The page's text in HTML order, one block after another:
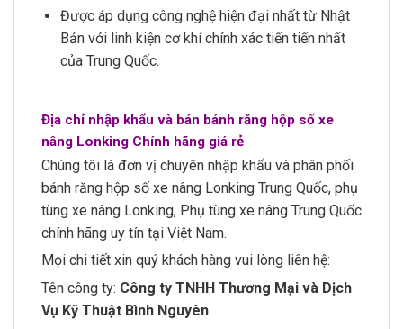
Được áp dụng công nghệ hiện đại nhất từ Nhật
Bản với linh kiện cơ khí chính xác tiến tiến nhất
của Trung Quốc.
Địa chỉ nhập khẩu và bán bánh răng hộp số xe
nâng Lonking Chính hãng giá rẻ
Chúng tôi là đơn vị chuyên nhập khẩu và phân phối
bánh răng hộp số xe nâng Lonking Trung Quốc, phụ
tùng xe nâng Lonking, Phụ tùng xe nâng Trung Quốc
chính hãng uy tín tại Việt Nam.
Mọi chi tiết xin quý khách hàng vui lòng liên hệ:
Tên công ty: Công ty TNHH Thương Mại và Dịch
Vụ Kỹ Thuật Bình Nguyên